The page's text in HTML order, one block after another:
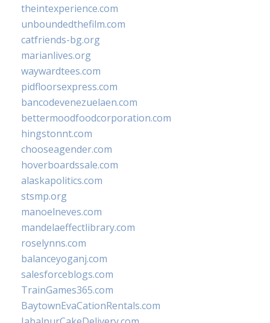
theintexperience.com
unboundedthefilm.com
catfriends-bg.org
marianlives.org
waywardtees.com
pidfloorsexpress.com
bancodevenezuelaen.com
bettermoodfoodcorporation.com
hingstonnt.com
chooseagender.com
hoverboardssale.com
alaskapolitics.com
stsmp.org
manoelneves.com
mandelaeffectlibrary.com
roselynns.com
balanceyoganj.com
salesforceblogs.com
TrainGames365.com
BaytownEvaCationRentals.com